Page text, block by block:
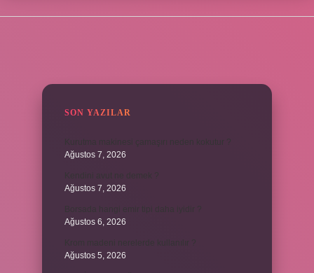
SON YAZILAR
Ağustos 7, 2026
Ağustos 7, 2026
Ağustos 6, 2026
Ağustos 5, 2026